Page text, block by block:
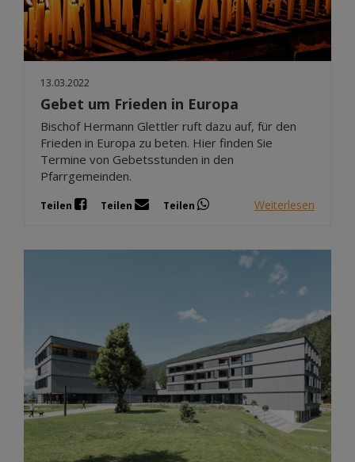
13.03.2022
Gebet um Frieden in Europa
Bischof Hermann Glettler ruft dazu auf, für den
Frieden in Europa zu beten. Hier finden Sie
Termine von Gebetsstunden in den
Pfarrgemeinden.
Teilen Teilen Teilen Weiterlesen